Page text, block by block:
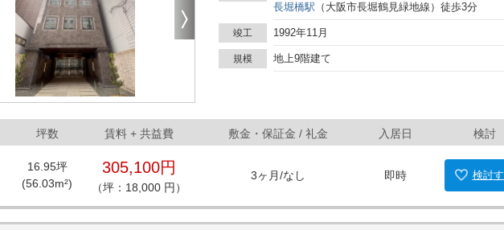
長堀橋駅 （ 大阪市長堀鶴見緑地線 ） 徒歩3分
竣工 1992年11月
規模 地上9階建て
坪数 賃料 + 共益費 敷金・保証金 / 礼金 入居日 検討
16.95坪
(56.03m²)
305,100円
（坪：18,000 円）
3ヶ月/なし 即時 検討